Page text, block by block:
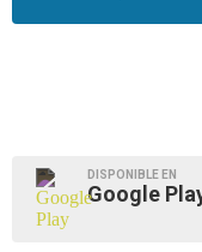
DISPONIBLE EN
Google